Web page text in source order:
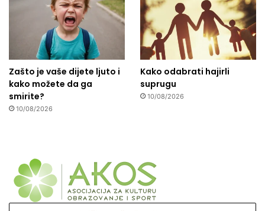
Zašto je vaše dijete ljuto i
kako možete da ga
smirite?
10/08/2026
Kako odabrati hajirli
suprugu
10/08/2026